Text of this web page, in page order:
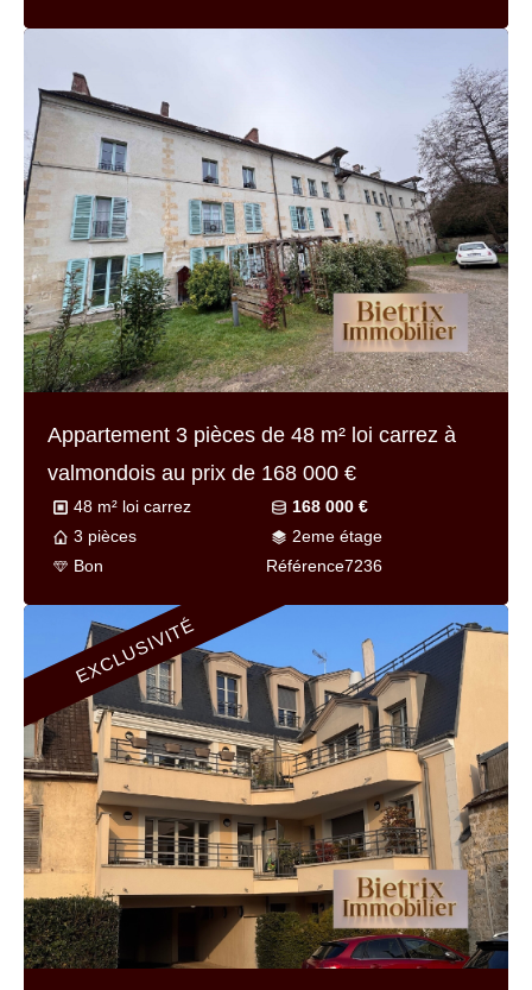
Appartement 3 pièces de 48 m² loi carrez à
valmondois au prix de 168 000 €
48 m² loi carrez
168 000 €
3 pièces
2eme étage
Bon
Référence7236
EXCLUSIVITÉ